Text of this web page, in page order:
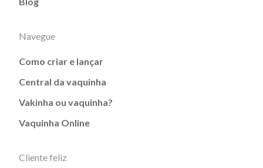
Navegue
Como criar e lançar
Central da vaquinha
Vakinha ou vaquinha?
Vaquinha Online
Cliente feliz